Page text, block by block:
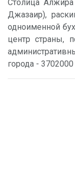
Столица
Джазаир),
одноименной
центр страны,
города -